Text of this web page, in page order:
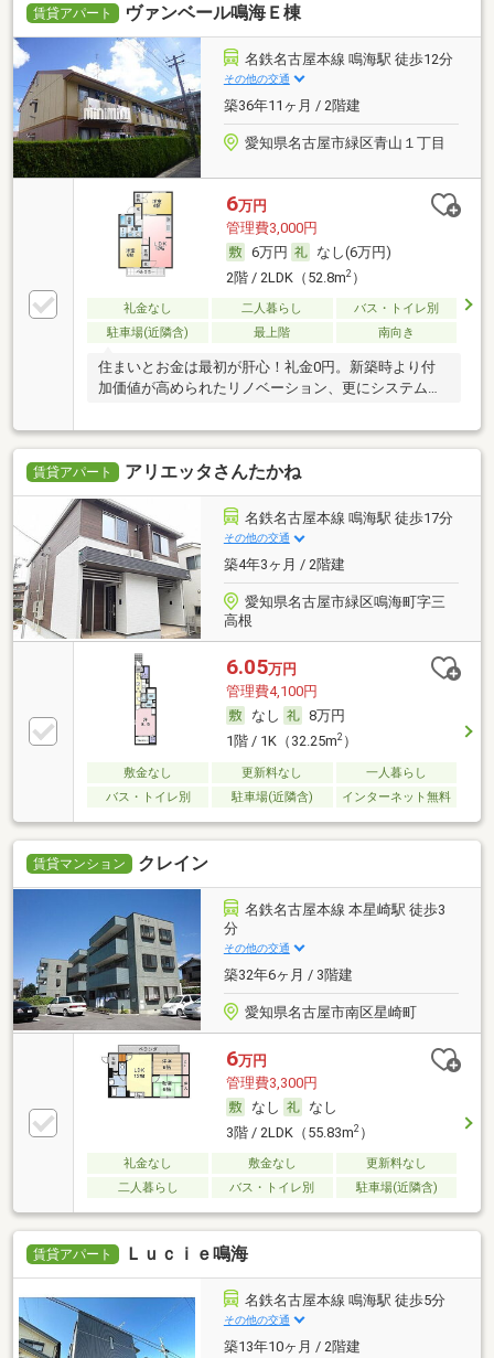
賃貸アパート ヴァンベール鳴海Ｅ棟
名鉄名古屋本線 鳴海駅 徒歩12分
その他の交通
築36年11ヶ月 / 2階建
愛知県名古屋市緑区青山１丁目
6万円
管理費3,000円
6万円
なし(6万円)
2階 / 2LDK（52.8m2）
礼金なし 二人暮らし
バス・トイレ別
駐車場(近隣含)
最上階 南向き
住まいとお金は最初が肝心！礼金0円。新築時より付
加価値が高められたリノベーション、更にシステムキ
賃貸アパート アリエッタさんたかね
名鉄名古屋本線 鳴海駅 徒歩17分
その他の交通
築4年3ヶ月 / 2階建
愛知県名古屋市緑区鳴海町字三
高根
6.05万円
管理費4,100円
なし
8万円
1階 / 1K（32.25m2）
敷金なし 更新料なし
一人暮らし
バス・トイレ別
駐車場(近隣含) インターネット無料
賃貸マンション クレイン
名鉄名古屋本線 本星崎駅 徒歩3
分
その他の交通
築32年6ヶ月 / 3階建
愛知県名古屋市南区星崎町
6万円
管理費3,300円
なし
なし
3階 / 2LDK（55.83m2）
礼金なし 敷金なし
更新料なし
二人暮らし
バス・トイレ別 駐車場(近隣含)
賃貸アパート Ｌｕｃｉｅ鳴海
名鉄名古屋本線 鳴海駅 徒歩5分
その他の交通
築13年10ヶ月 / 2階建